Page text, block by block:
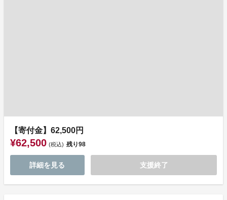
【寄付金】62,500円
¥62,500 (税込) 残り98
詳細を見る 支援終了